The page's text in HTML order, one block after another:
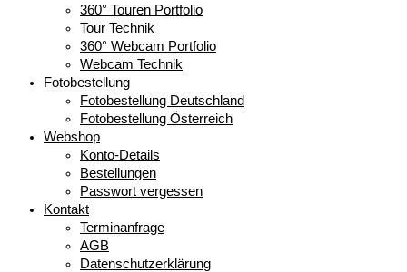
360° Touren Portfolio
Tour Technik
360° Webcam Portfolio
Webcam Technik
Fotobestellung
Fotobestellung Deutschland
Fotobestellung Österreich
Webshop
Konto-Details
Bestellungen
Passwort vergessen
Kontakt
Terminanfrage
AGB
Datenschutzerklärung